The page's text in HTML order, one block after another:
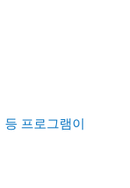
프로그램이